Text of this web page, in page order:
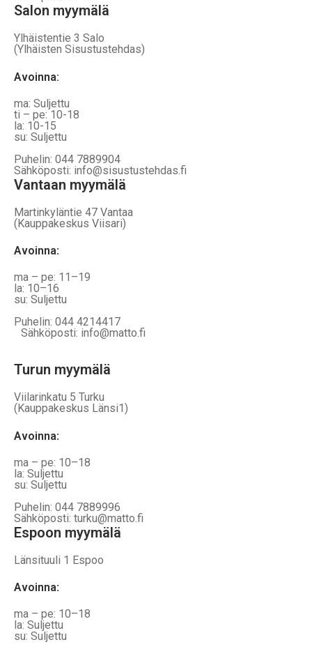
Salon myymälä
Ylhäistentie 3 Salo
(Ylhäisten Sisustustehdas)
Avoinna:
ma: Suljettu
ti – pe: 10-18
la: 10-15
su: Suljettu
Puhelin: 044 7889904
Sähköposti: info@sisustustehdas.fi
Vantaan myymälä
Martinkyläntie 47 Vantaa
(Kauppakeskus Viisari)
Avoinna:
ma – pe: 11–19
la: 10–16
su: Suljettu
Puhelin: 044 4214417
Sähköposti: info@matto.fi
Turun myymälä
Viilarinkatu 5 Turku
(Kauppakeskus Länsi1)
Avoinna:
ma – pe: 10–18
la: Suljettu
su: Suljettu
Puhelin: 044 7889996
Sähköposti: turku@matto.fi
Espoon myymälä
Länsituuli 1 Espoo
Avoinna:
ma – pe: 10–18
la: Suljettu
su: Suljettu